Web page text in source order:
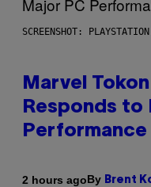
SCREENSHOT:
Marvel
Responds to
Performance
2 hours agoBy Brent